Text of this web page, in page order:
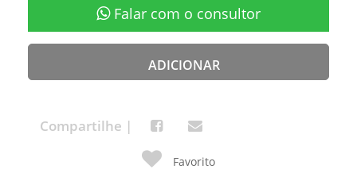
Falar com o consultor
ADICIONAR
Compartilhe |
Favorito